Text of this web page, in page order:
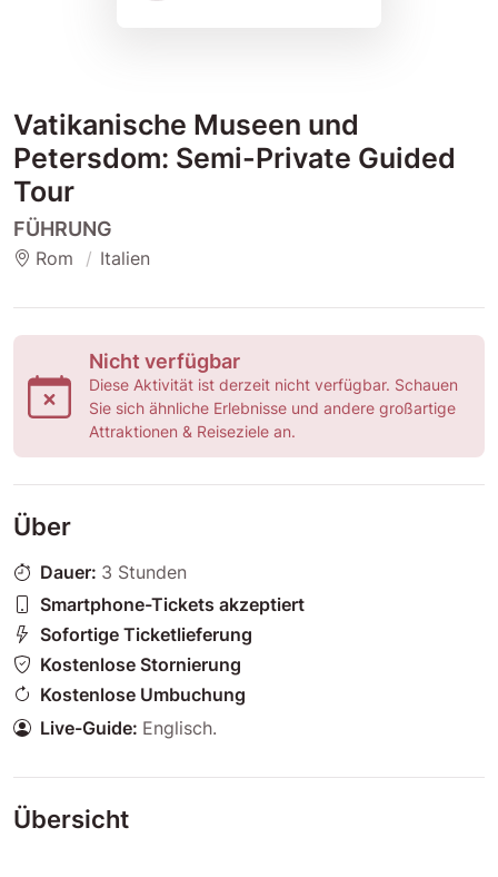
Vatikanische Museen und
Petersdom: Semi-Private Guided
Tour
FÜHRUNG
Rom Italien
Nicht verfügbar
Diese Aktivität ist derzeit nicht verfügbar. Schauen
Sie sich ähnliche Erlebnisse und andere großartige
Attraktionen & Reiseziele an.
Über
Dauer: 3 Stunden
Smartphone-Tickets akzeptiert
Sofortige Ticketlieferung
Kostenlose Stornierung
Kostenlose Umbuchung
Live-Guide: Englisch.
Übersicht